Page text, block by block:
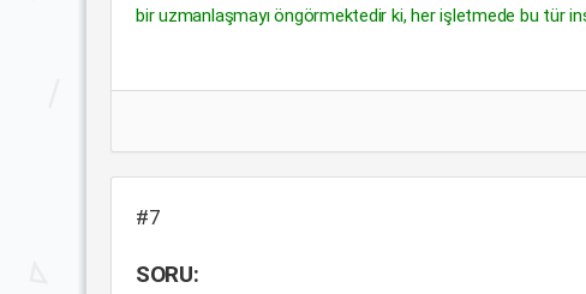
bir uzmanlaşmayı öngörmektedir ki, her işletmede bu tür
#7
SORU: